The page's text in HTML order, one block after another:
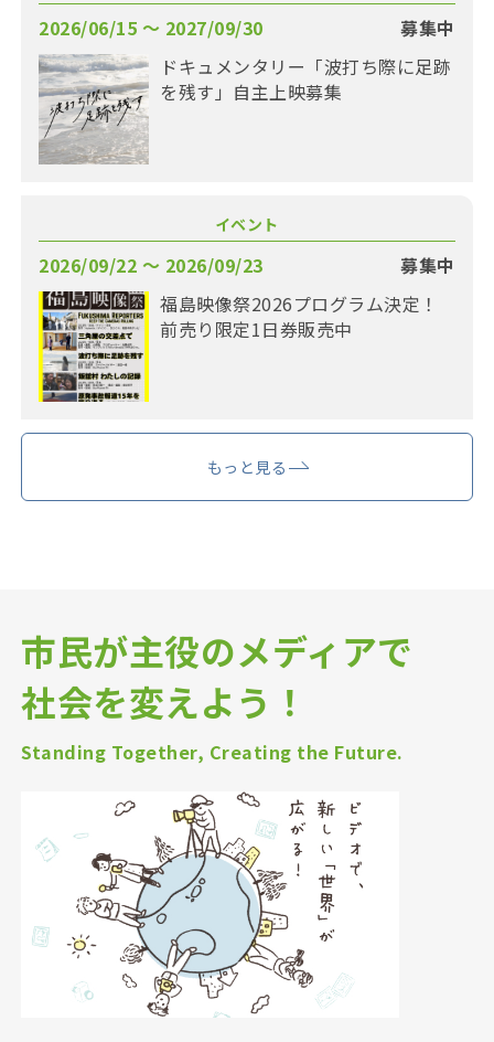
2026/06/15 〜 2027/09/30
募集中
ドキュメンタリー「波打ち際に足跡
を残す」自主上映募集
イベント
2026/09/22 〜 2026/09/23
募集中
福島映像祭2026プログラム決定！
前売り限定1日券販売中
もっと見る
市民が主役のメディアで
社会を変えよう！
Standing Together, Creating the Future.